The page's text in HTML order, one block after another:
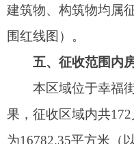
征收与补偿条例>办法》
文件精神；
益及不降低居住条件；
（四）坚持“公开、
迁安置原则。
七、征收补偿及安置